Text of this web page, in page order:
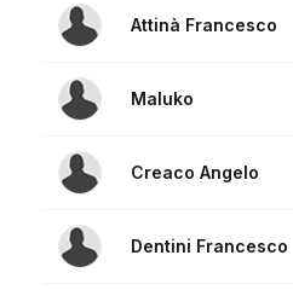
Attinà Francesco
Maluko
Creaco Angelo
Dentini Francesco